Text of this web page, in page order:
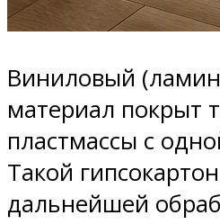
Виниловый
материал покрыт
пластмассы с
Такой
дальнейшей